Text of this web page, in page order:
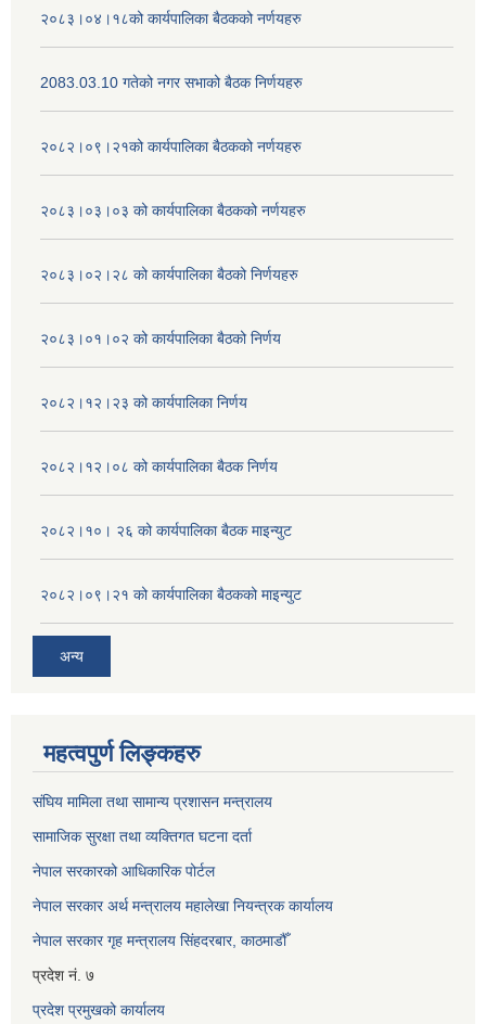
२०८३।०४।१८को कार्यपालिका बैठकको नर्णयहरु
2083.03.10 गतेको नगर सभाको बैठक निर्णयहरु
२०८२।०९।२१को कार्यपालिका बैठकको नर्णयहरु
२०८३।०३।०३ को कार्यपालिका बैठकको नर्णयहरु
२०८३।०२।२८ को कार्यपालिका बैठको निर्णयहरु
२०८३।०१।०२ को कार्यपालिका बैठको निर्णय
२०८२।१२।२३ को कार्यपालिका निर्णय
२०८२।१२।०८ को कार्यपालिका बैठक निर्णय
२०८२।१०। २६ को कार्यपालिका बैठक माइन्युट
२०८२।०९।२१ को कार्यपालिका बैठकको माइन्युट
अन्य
महत्वपुर्ण लिङ्कहरु
संघिय मामिला तथा सामान्य प्रशासन मन्त्रालय
सामाजिक सुरक्षा तथा व्यक्तिगत घटना दर्ता
नेपाल सरकारको आधिकारिक पोर्टल
नेपाल सरकार अर्थ मन्त्रालय महालेखा नियन्त्रक कार्यालय
नेपाल सरकार गृह मन्त्रालय सिंहदरबार, काठमाडौँ
प्रदेश नं. ७
प्रदेश प्रमुखको कार्यालय